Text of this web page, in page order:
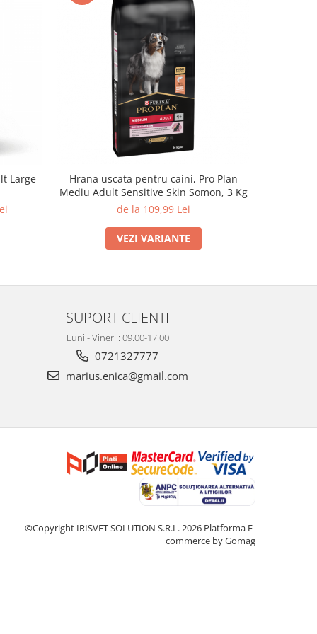
Large
Hrana uscata pentru caini, Pro Plan
Mediu Adult Sensitive Skin Somon, 3 Kg
de la 109,99 Lei
VEZI VARIANTE
SUPORT CLIENTI
Luni - Vineri : 09.00-17.00
0721327777
marius.enica@gmail.com
©Copyright IRISVET SOLUTION S.R.L. 2026 Platforma E-
commerce by Gomag